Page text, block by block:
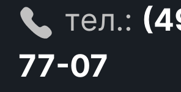
тел.:
77-07